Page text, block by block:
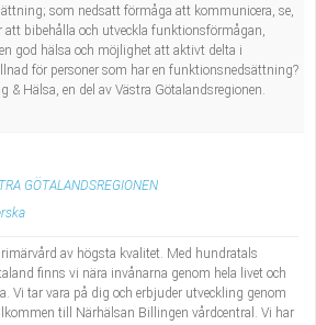
som nedsatt förmåga att kommunicera, se,
att bibehålla och utveckla funktionsförmågan,
god hälsa och möjlighet att aktivt delta i
för personer som har en funktionsnedsättning?
& Hälsa, en del av Västra Götalandsregionen.
GÖTALANDSREGIONEN
av högsta kvalitet. Med hundratals
finns vi nära invånarna genom hela livet och
Vi tar vara på dig och erbjuder utveckling genom
till Närhälsan Billingen vårdcentral. Vi har